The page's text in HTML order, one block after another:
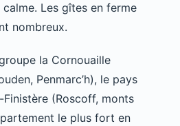
Les gîtes en ferme
nombreux.
la Cornouaille
Penmarc’h), le pays
(Roscoff, monts
le plus fort en